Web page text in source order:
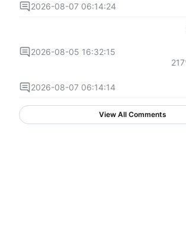
2026-08-07 06:14:24
2026-08-05 16:32:15
2026-08-07 06:14:14
View All Comments